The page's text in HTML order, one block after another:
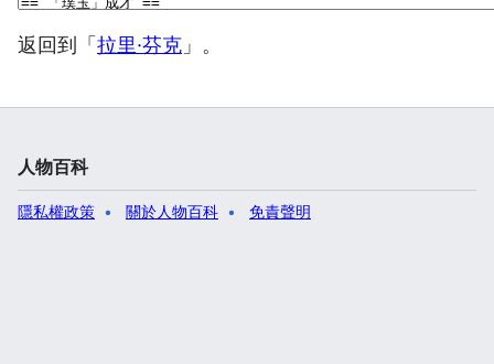
返回到「拉里·芬克 」。
人物百科
隱私權政策 關於人物百科 免責聲明